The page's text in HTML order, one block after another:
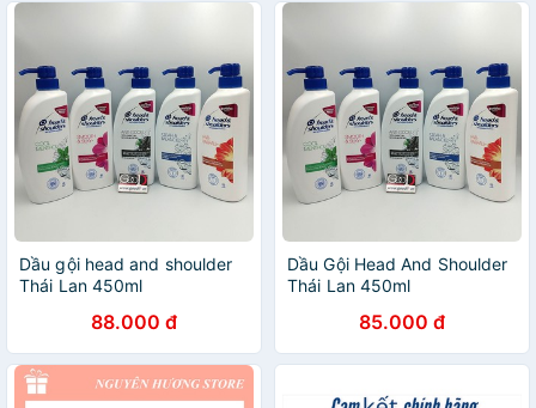
Dầu gội head and shoulder
Thái Lan 450ml
88.000 đ
Dầu Gội Head And Shoulder
Thái Lan 450ml
85.000 đ